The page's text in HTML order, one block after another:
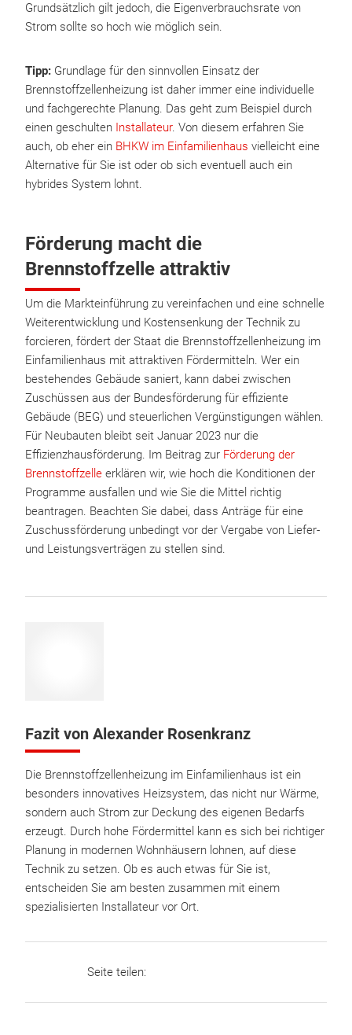
Grundsätzlich gilt jedoch, die Eigenverbrauchsrate von
Strom sollte so hoch wie möglich sein.
Tipp: Grundlage für den sinnvollen Einsatz der
Brennstoffzellenheizung ist daher immer eine individuelle
und fachgerechte Planung. Das geht zum Beispiel durch
einen geschulten Installateur. Von diesem erfahren Sie
auch, ob eher ein BHKW im Einfamilienhaus vielleicht eine
Alternative für Sie ist oder ob sich eventuell auch ein
hybrides System lohnt.
Förderung macht die
Brennstoffzelle attraktiv
Um die Markteinführung zu vereinfachen und eine schnelle
Weiterentwicklung und Kostensenkung der Technik zu
forcieren, fördert der Staat die Brennstoffzellenheizung im
Einfamilienhaus mit attraktiven Fördermitteln. Wer ein
bestehendes Gebäude saniert, kann dabei zwischen
Zuschüssen aus der Bundesförderung für effiziente
Gebäude (BEG) und steuerlichen Vergünstigungen wählen.
Für Neubauten bleibt seit Januar 2023 nur die
Effizienzhausförderung. Im Beitrag zur Förderung der
Brennstoffzelle erklären wir, wie hoch die Konditionen der
Programme ausfallen und wie Sie die Mittel richtig
beantragen. Beachten Sie dabei, dass Anträge für eine
Zuschussförderung unbedingt vor der Vergabe von Liefer-
und Leistungsverträgen zu stellen sind.
Fazit von Alexander Rosenkranz
Die Brennstoffzellenheizung im Einfamilienhaus ist ein
besonders innovatives Heizsystem, das nicht nur Wärme,
sondern auch Strom zur Deckung des eigenen Bedarfs
erzeugt. Durch hohe Fördermittel kann es sich bei richtiger
Planung in modernen Wohnhäusern lohnen, auf diese
Technik zu setzen. Ob es auch etwas für Sie ist,
entscheiden Sie am besten zusammen mit einem
spezialisierten Installateur vor Ort.
Seite teilen: